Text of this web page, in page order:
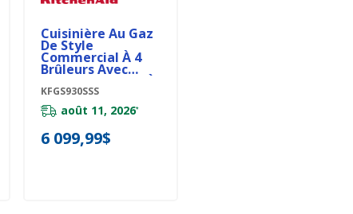
Cuisinière Au Gaz
De Style
Commercial À 4
Brûleurs Avec
Mode De Friture À
Air Sans
Préchauffage
KitchenAid® De 30
Po KFGS930SSS
KFGS930SSS
août 11, 2026*
6 099,99$